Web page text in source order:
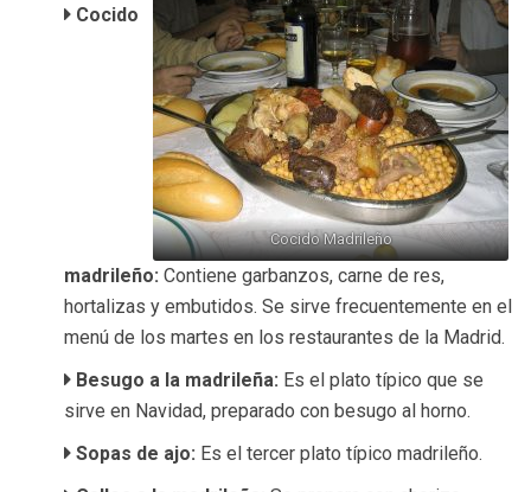
Cocido Madrileño
Cocido
madrileño: Contiene garbanzos, carne de res,
hortalizas y embutidos. Se sirve frecuentemente en el
menú de los martes en los restaurantes de la Madrid.
Besugo a la madrileña: Es el plato típico que se
sirve en Navidad, preparado con besugo al horno.
Sopas de ajo: Es el tercer plato típico madrileño.